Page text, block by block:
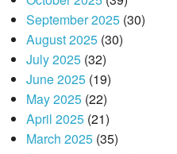
September 2025(30)
August 2025(30)
July 2025(32)
June 2025(19)
May 2025(22)
April 2025(21)
March 2025(35)